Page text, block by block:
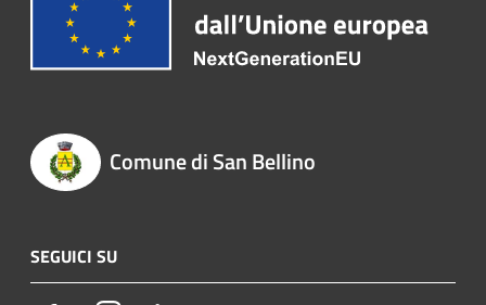
Comune di San Bellino
SEGUICI SU